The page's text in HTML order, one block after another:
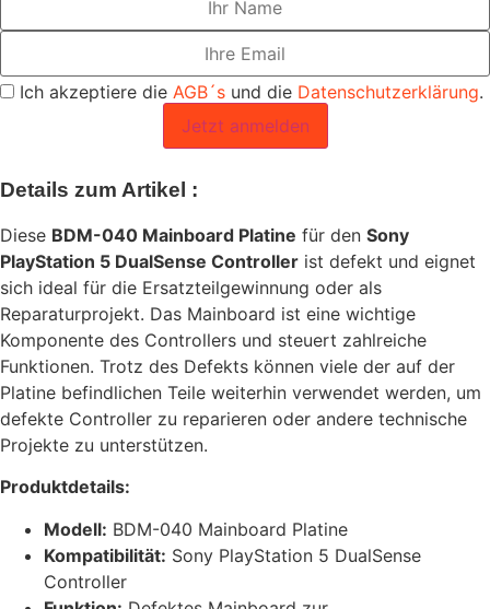
Ich akzeptiere die AGB´s und die Datenschutzerklärung.
Jetzt anmelden
Details zum Artikel :
Diese BDM-040 Mainboard Platine für den Sony
PlayStation 5 DualSense Controller ist defekt und eignet
sich ideal für die Ersatzteilgewinnung oder als
Reparaturprojekt. Das Mainboard ist eine wichtige
Komponente des Controllers und steuert zahlreiche
Funktionen. Trotz des Defekts können viele der auf der
Platine befindlichen Teile weiterhin verwendet werden, um
defekte Controller zu reparieren oder andere technische
Projekte zu unterstützen.
Produktdetails:
Modell: BDM-040 Mainboard Platine
Kompatibilität: Sony PlayStation 5 DualSense
Controller